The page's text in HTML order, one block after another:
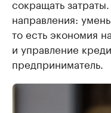
сокращать
направления:
то есть экономия
и управление
предприниматель.